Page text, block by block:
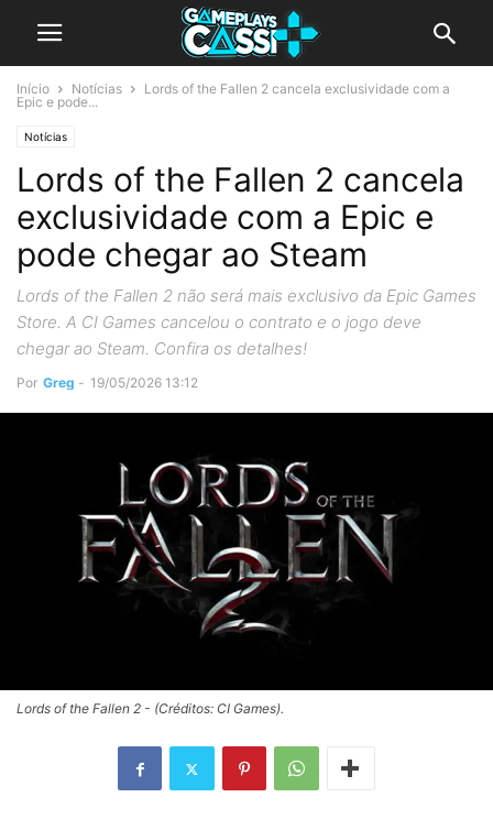
Início Notícias
Lords of the Fallen 2 cancela exclusividade com a
Epic e pode...
Notícias
Lords of the Fallen 2 cancela
exclusividade com a Epic e
pode chegar ao Steam
Lords of the Fallen 2 não será mais exclusivo da Epic Games
Store. A CI Games cancelou o contrato e o jogo deve
chegar ao Steam. Confira os detalhes!
Por Greg - 19/05/2026 13:12
Lords of the Fallen 2 - (Créditos: CI Games).